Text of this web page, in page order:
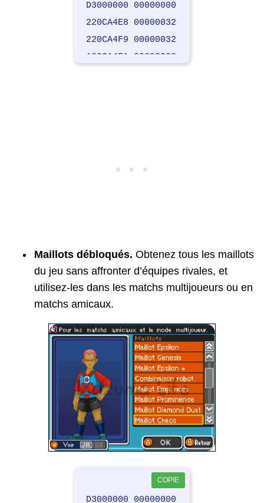
D3000000 00000000
220CA4E8 00000032
220CA4F9 00000032
120CA4FA 00003232
C0000000 00000003
020CA524 32323232
D3000000 00000000
120CA534 00003232
220CA539 00000032
120CA53A 00003232
020CA53C 32323232
220CA62F 00000032
120CA66A 00003232
D2000000 00000000
020CA66C 32323232
Maillots débloqués. Obtenez tous les maillots
du jeu sans affronter d’équipes rivales, et
utilisez-les dans les matchs multijoueurs ou en
matchs amicaux.
COPIE
D3000000 00000000